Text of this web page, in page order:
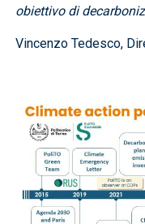
obiettivo di
Vincenzo Tedesco,